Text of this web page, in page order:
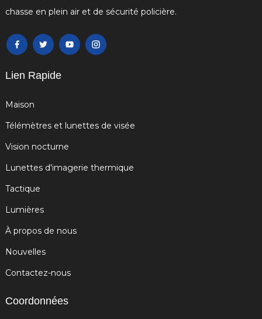
chasse en plein air et de sécurité policière.
Lien Rapide
Maison
Télémètres et lunettes de visée
Vision nocturne
Lunettes d'imagerie thermique
Tactique
Lumières
À propos de nous
Nouvelles
Contactez-nous
Coordonnées